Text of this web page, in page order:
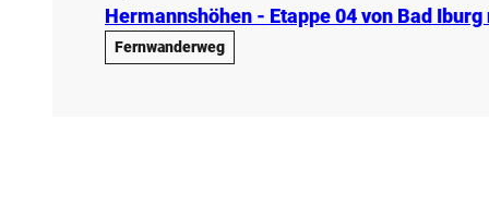
Hermannshöhen - Etappe 04 von Bad Iburg
Fernwanderweg